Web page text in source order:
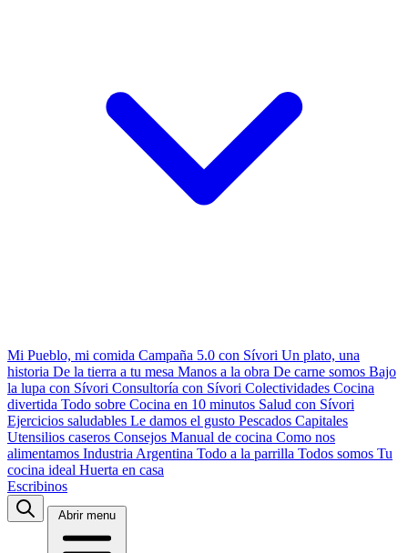
Mi Pueblo, mi comida Campaña 5.0 con Sívori Un plato, una
historia De la tierra a tu mesa Manos a la obra De carne somos Bajo
la lupa con Sívori Consultoría con Sívori Colectividades Cocina
divertida Todo sobre Cocina en 10 minutos Salud con Sívori
Ejercicios saludables Le damos el gusto Pescados Capitales
Utensilios caseros Consejos Manual de cocina Como nos
alimentamos Industria Argentina Todo a la parrilla Todos somos Tu
cocina ideal Huerta en casa
Escribinos
Abrir menu